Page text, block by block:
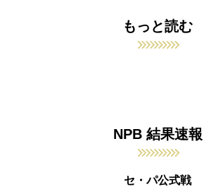
もっと読む
NPB 結果速報
セ・パ公式戦